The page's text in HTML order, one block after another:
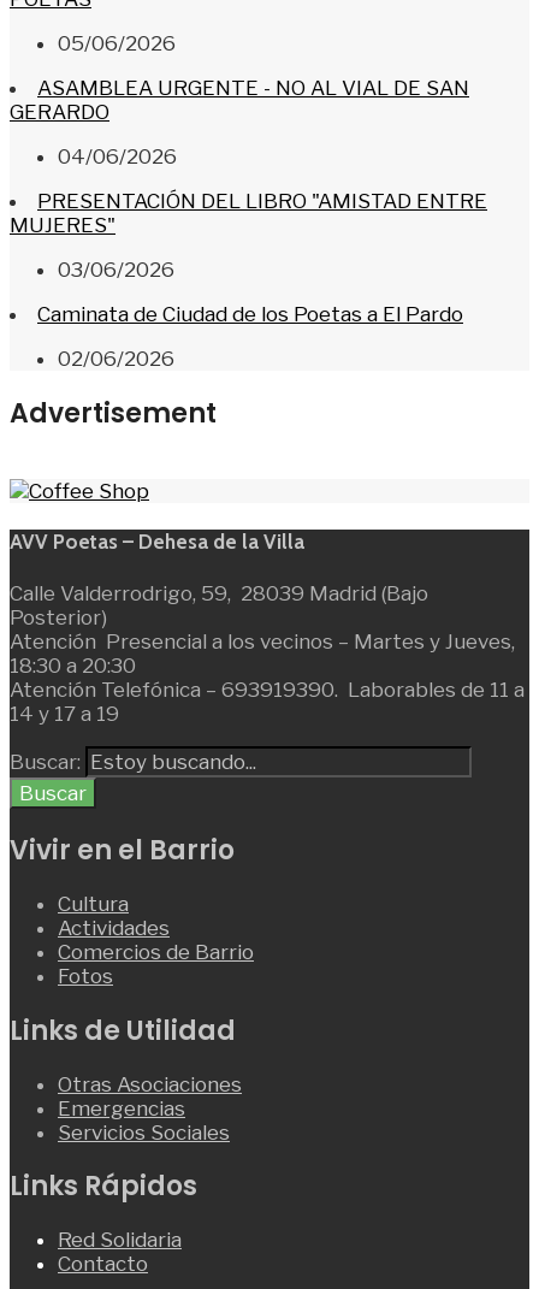
05/06/2026
ASAMBLEA URGENTE - NO AL VIAL DE SAN
GERARDO
04/06/2026
PRESENTACIÓN DEL LIBRO "AMISTAD ENTRE
MUJERES"
03/06/2026
Caminata de Ciudad de los Poetas a El Pardo
02/06/2026
Advertisement
AVV Poetas – Dehesa de la Villa
Calle Valderrodrigo, 59, 28039 Madrid (Bajo
Posterior)
Atención Presencial a los vecinos – Martes y Jueves,
18:30 a 20:30
Atención Telefónica – 693919390. Laborables de 11 a
14 y 17 a 19
Buscar:
Buscar
Vivir en el Barrio
Cultura
Actividades
Comercios de Barrio
Fotos
Links de Utilidad
Otras Asociaciones
Emergencias
Servicios Sociales
Links Rápidos
Red Solidaria
Contacto